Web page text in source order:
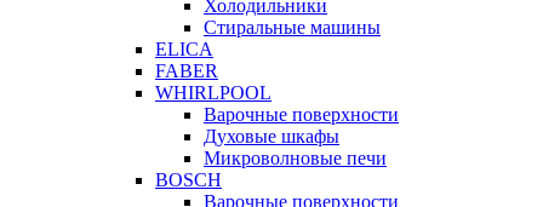
Холодильники
Стиральные машины
ELICA
FABER
WHIRLPOOL
Варочные поверхности
Духовые шкафы
Микроволновые печи
BOSCH
Варочные поверхности